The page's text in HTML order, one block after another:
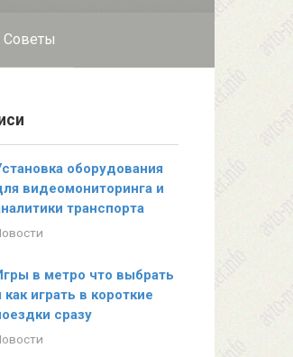
Cоветы
оборудования
видеомониторинга и
транспорта
в метро что выбрать
как играть в короткие
сразу